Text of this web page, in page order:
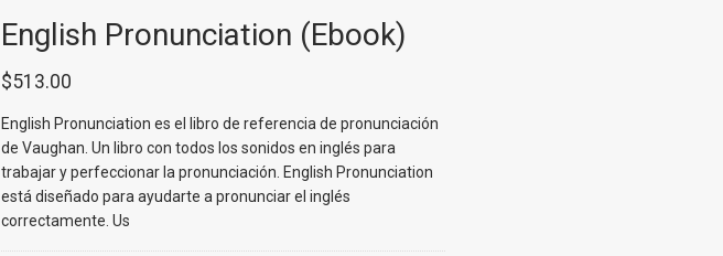
English Pronunciation (Ebook)
$513.00
English Pronunciation es el libro de referencia de pronunciación
de Vaughan. Un libro con todos los sonidos en inglés para
trabajar y perfeccionar la pronunciación. English Pronunciation
está diseñado para ayudarte a pronunciar el inglés
correctamente. Us